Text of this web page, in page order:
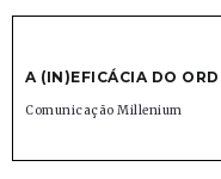
A (IN)EFICÁCIA DO
Comunicação Millenium